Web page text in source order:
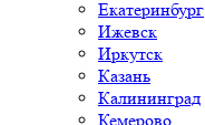
Екатеринбург
Ижевск
Иркутск
Казань
Калининград
Кемерово